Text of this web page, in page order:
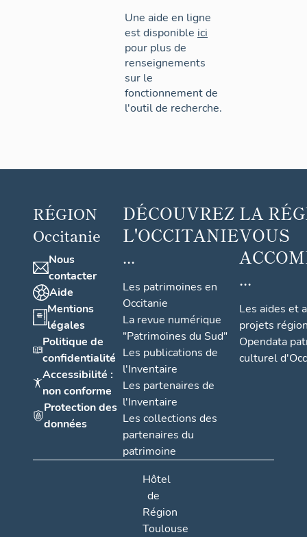
Une aide en ligne
est disponible ici
pour plus de
renseignements
sur le
fonctionnement de
l'outil de recherche.
RÉGION
Occitanie
Nous
contacter
Aide
Mentions
légales
Politique de
confidentialité
Accessibilité :
non conforme
Protection des
données
DÉCOUVREZ
L'OCCITANIE
...
Les patrimoines en
Occitanie
La revue numérique
"Patrimoines du Sud"
Les publications de
l'Inventaire
Les partenaires de
l'Inventaire
Les collections des
partenaires du
patrimoine
LA
VOUS
...
Les aides et
projets
Opendata
culturel
Hôtel
de
Région
Toulouse